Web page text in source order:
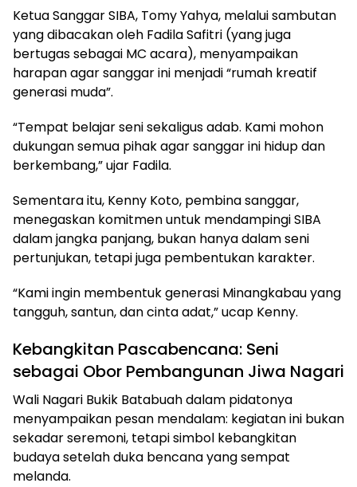
Ketua Sanggar SIBA, Tomy Yahya, melalui sambutan
yang dibacakan oleh Fadila Safitri (yang juga
bertugas sebagai MC acara), menyampaikan
harapan agar sanggar ini menjadi “rumah kreatif
generasi muda”.
“Tempat belajar seni sekaligus adab. Kami mohon
dukungan semua pihak agar sanggar ini hidup dan
berkembang,” ujar Fadila.
Sementara itu, Kenny Koto, pembina sanggar,
menegaskan komitmen untuk mendampingi SIBA
dalam jangka panjang, bukan hanya dalam seni
pertunjukan, tetapi juga pembentukan karakter.
“Kami ingin membentuk generasi Minangkabau yang
tangguh, santun, dan cinta adat,” ucap Kenny.
Kebangkitan Pascabencana: Seni
sebagai Obor Pembangunan Jiwa Nagari
Wali Nagari Bukik Batabuah dalam pidatonya
menyampaikan pesan mendalam: kegiatan ini bukan
sekadar seremoni, tetapi simbol kebangkitan
budaya setelah duka bencana yang sempat
melanda.